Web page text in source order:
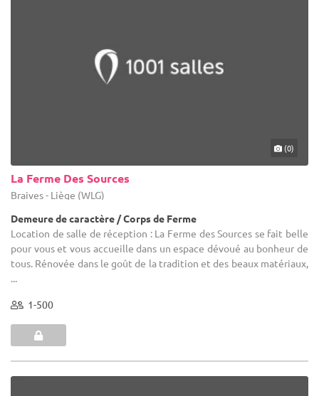
(0)
La Ferme Des Sources
Braives - Liège (WLG)
Demeure de caractère / Corps de Ferme
Location de salle de réception : La Ferme des Sources se fait belle
pour vous et vous accueille dans un espace dévoué au bonheur de
tous. Rénovée dans le goût de la tradition et des beaux matériaux,
...
1-500